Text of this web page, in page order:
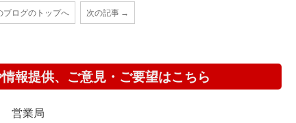
ブログのトップへ 次の記事 →
報提供、ご意見・ご要望はこちら
営業局